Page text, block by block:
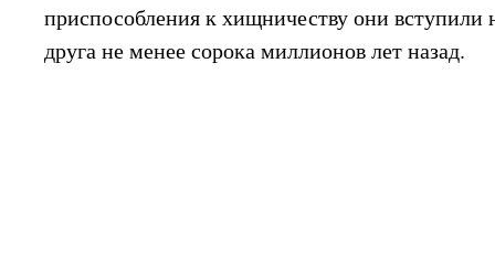
приспособления к хищничеству они вступили
друга не менее сорока миллионов лет назад.